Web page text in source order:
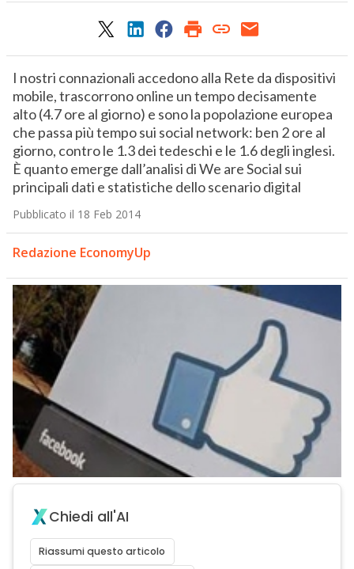
I nostri connazionali accedono alla Rete da dispositivi
mobile, trascorrono online un tempo decisamente
alto (4.7 ore al giorno) e sono la popolazione europea
che passa più tempo sui social network: ben 2 ore al
giorno, contro le 1.3 dei tedeschi e le 1.6 degli inglesi.
È quanto emerge dall’analisi di We are Social sui
principali dati e statistiche dello scenario digital
Pubblicato il 18 Feb 2014
Redazione EconomyUp
Chiedi all'AI
Riassumi questo articolo